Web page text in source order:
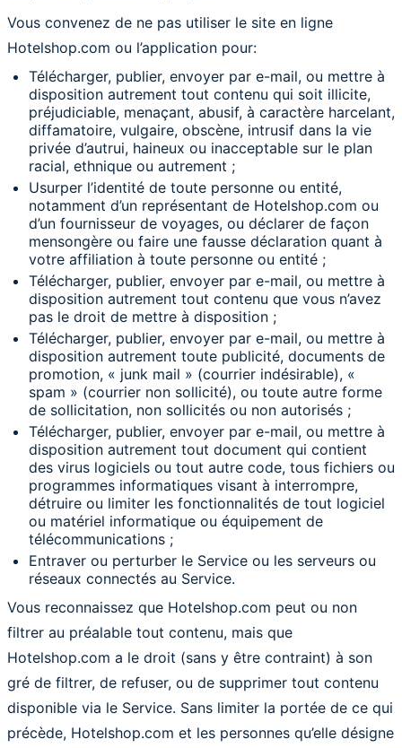
Vous convenez de ne pas utiliser le site en ligne
Hotelshop.com ou l’application pour:
Télécharger, publier, envoyer par e-mail, ou mettre à
disposition autrement tout contenu qui soit illicite,
préjudiciable, menaçant, abusif, à caractère harcelant,
diffamatoire, vulgaire, obscène, intrusif dans la vie
privée d’autrui, haineux ou inacceptable sur le plan
racial, ethnique ou autrement ;
Usurper l’identité de toute personne ou entité,
notamment d’un représentant de Hotelshop.com ou
d’un fournisseur de voyages, ou déclarer de façon
mensongère ou faire une fausse déclaration quant à
votre affiliation à toute personne ou entité ;
Télécharger, publier, envoyer par e-mail, ou mettre à
disposition autrement tout contenu que vous n’avez
pas le droit de mettre à disposition ;
Télécharger, publier, envoyer par e-mail, ou mettre à
disposition autrement toute publicité, documents de
promotion, « junk mail » (courrier indésirable), «
spam » (courrier non sollicité), ou toute autre forme
de sollicitation, non sollicités ou non autorisés ;
Télécharger, publier, envoyer par e-mail, ou mettre à
disposition autrement tout document qui contient
des virus logiciels ou tout autre code, tous fichiers ou
programmes informatiques visant à interrompre,
détruire ou limiter les fonctionnalités de tout logiciel
ou matériel informatique ou équipement de
télécommunications ;
Entraver ou perturber le Service ou les serveurs ou
réseaux connectés au Service.
Vous reconnaissez que Hotelshop.com peut ou non
filtrer au préalable tout contenu, mais que
Hotelshop.com a le droit (sans y être contraint) à son
gré de filtrer, de refuser, ou de supprimer tout contenu
disponible via le Service. Sans limiter la portée de ce qui
précède, Hotelshop.com et les personnes qu’elle désigne